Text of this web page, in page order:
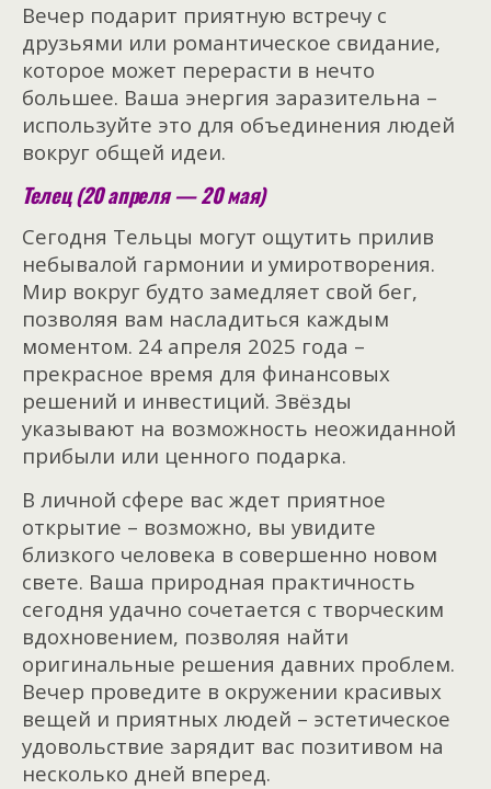
Вечер подарит приятную встречу с
друзьями или романтическое свидание,
которое может перерасти в нечто
большее. Ваша энергия заразительна –
используйте это для объединения людей
вокруг общей идеи.
Телец (20 апреля — 20 мая)
Сегодня Тельцы могут ощутить прилив
небывалой гармонии и умиротворения.
Мир вокруг будто замедляет свой бег,
позволяя вам насладиться каждым
моментом. 24 апреля 2025 года –
прекрасное время для финансовых
решений и инвестиций. Звёзды
указывают на возможность неожиданной
прибыли или ценного подарка.
В личной сфере вас ждет приятное
открытие – возможно, вы увидите
близкого человека в совершенно новом
свете. Ваша природная практичность
сегодня удачно сочетается с творческим
вдохновением, позволяя найти
оригинальные решения давних проблем.
Вечер проведите в окружении красивых
вещей и приятных людей – эстетическое
удовольствие зарядит вас позитивом на
несколько дней вперед.